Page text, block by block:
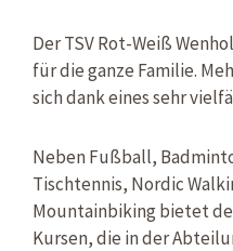
Der TSV Rot-Weiß
für die ganze Familie.
sich dank eines sehr
Neben Fußball,
Tischtennis, Nordic
Mountainbiking bietet
Kursen, die in der